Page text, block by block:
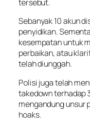
tersebut.
Sebanyak 10 akun
penyidikan.
kesempatan untuk
perbaikan, atau
telah diunggah.
Polisi juga telah
takedown terhadap
mengandung unsur
hoaks.